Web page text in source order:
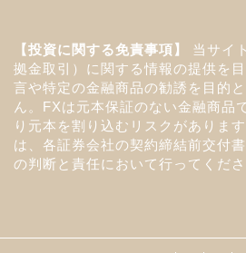
【投資に関する免責事項】
当サイ
拠金取引）に関する情報の提供を
言や特定の金融商品の勧誘を目的
ん。FXは元本保証のない金融商品
り元本を割り込むリスクがありま
は、各証券会社の契約締結前交付
の判断と責任において行ってくださ